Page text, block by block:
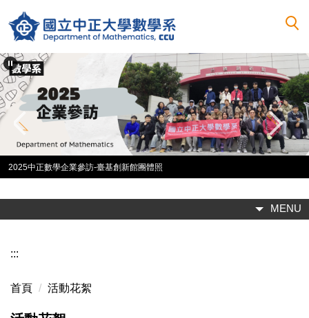
到
主
要
內
容
區
2025中正數學企業參訪-臺基創新館團體照
MENU
:::
首頁 活動花絮